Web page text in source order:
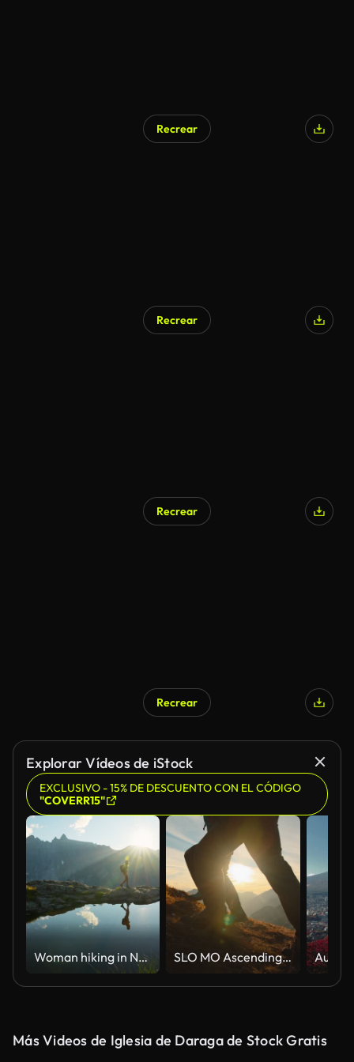
Recrear
Recrear
Recrear
Recrear
Explorar Vídeos de iStock
EXCLUSIVO - 15% DE DESCUENTO CON EL CÓDIGO
"COVERR15"
Woman hiking in Norwegian mountains SLO MO Ascending Together: Couple Conquers Mountain Heights at Sunset
Más Videos de Iglesia de Daraga de Stock Gratis